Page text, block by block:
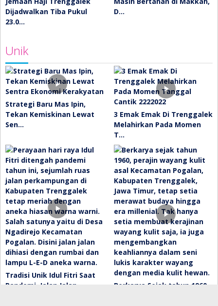
Dijadwalkan Tiba Pukul
23.0…
D…
Unik
Strategi Baru Mas Ipin,
Tekan Kemiskinan Lewat
Sen…
3 Emak Emak Di Trenggalek
Melahirkan Pada Momen
T…
Tradisi Unik Idul Fitri Saat
Pandemi, Jalan Jalan …
Berkarya Sejak tahun 1960,